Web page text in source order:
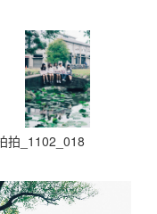
拍_1102_018